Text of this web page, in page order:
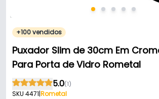
+100 vendidos
Puxador Slim de 30cm Em
Para Porta de Vidro Rometal
5.0(1)
SKU 4471|Rometal